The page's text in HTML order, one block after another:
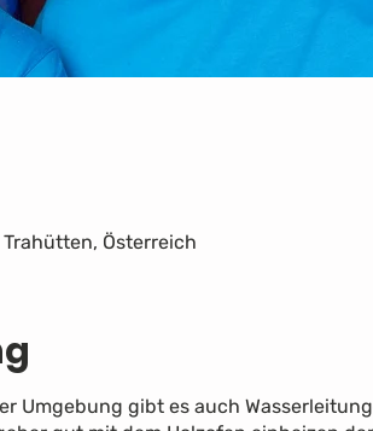
Österreich
Umgebung gibt es auch